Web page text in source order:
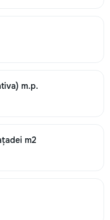
m.p.
m2